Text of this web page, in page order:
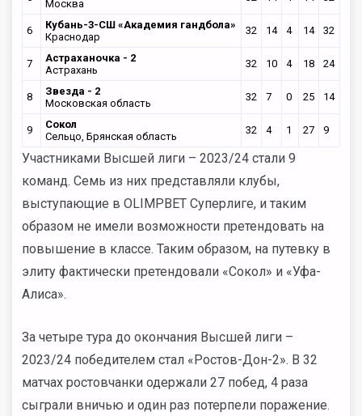
Москва
6
Кубань-3-СШ «Академия гандбола»
Краснодар
32 14 4 14 32
7
Астраханочка - 2
Астрахань
32 10 4 18 24
8
Звезда - 2
Московская область
32 7 0 25 14
9
Сокол
Сельцо, Брянская область
32 4 1 27 9
Участниками Высшей лиги – 2023/24 стали 9
команд. Семь из них представляли клубы,
выступающие в OLIMPBET Суперлиге, и таким
образом не имели возможности претендовать на
повышение в классе. Таким образом, на путевку в
элиту фактически претендовали «Сокол» и «Уфа-
Алиса».
За четыре тура до окончания Высшей лиги –
2023/24 победителем стал «Ростов-Дон-2». В 32
матчах ростовчанки одержали 27 побед, 4 раза
сыграли вничью и один раз потерпели поражение.